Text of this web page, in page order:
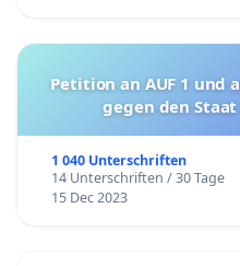
Petition an AUF 1 und
gegen den
1 040 Unterschriften
14 Unterschriften / 30 Tage
15 Dec 2023